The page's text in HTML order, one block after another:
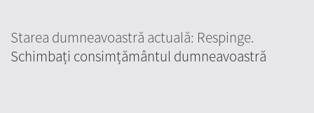
Starea dumneavoastră actuală: Respinge.
Schimbați consimțământul dumneavoastră